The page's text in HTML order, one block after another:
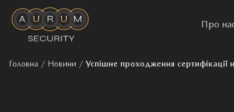
Про
Головна / Новини / Успішне проходження сертифікації